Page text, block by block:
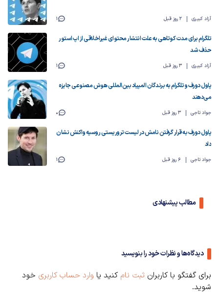
آزاد کبیری 2 روز قبل 1
تلگرام برای مدت کوتاهی به علت انتشار محتوای غیراخلاقی از اپ استور
حذف شد
آزاد کبیری 3 روز قبل 1
پاول دورف و تلگرام به برندگان المپیاد بین‌المللی هوش مصنوعی جایزه
می‌دهند
جواد تاجی 3 روز قبل 0
پاول دورف به قرار گرفتن نامش در لیست تروریستی روسیه واکنش نشان
داد
جواد تاجی 6 روز قبل 1
مطالب پیشنهادی
دیدگاه‌ها و نظرات خود را بنویسید
برای گفتگو با کاربران ثبت نام کنید یا وارد حساب کاربری خود
شوید.